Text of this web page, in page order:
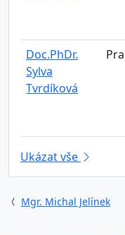
Doc.PhDr.
Sylva
Tvrdíková
Ukázat vše
Mgr. Michal Jelínek